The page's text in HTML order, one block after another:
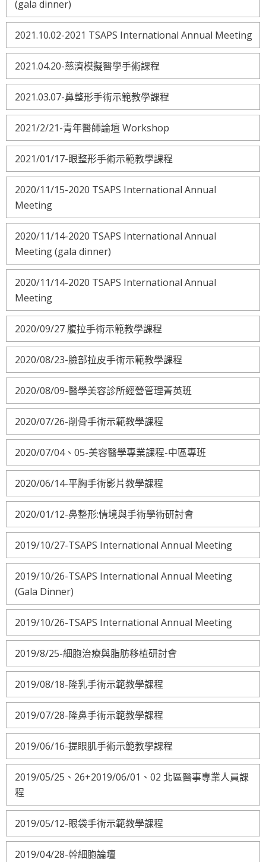
(gala dinner)
2021.10.02-2021 TSAPS International Annual Meeting
2021.04.20-慈濟模擬醫學手術課程
2021.03.07-鼻整形手術示範教學課程
2021/2/21-青年醫師論壇 Workshop
2021/01/17-眼整形手術示範教學課程
2020/11/15-2020 TSAPS International Annual
Meeting
2020/11/14-2020 TSAPS International Annual
Meeting (gala dinner)
2020/11/14-2020 TSAPS International Annual
Meeting
2020/09/27 腹拉手術示範教學課程
2020/08/23-臉部拉皮手術示範教學課程
2020/08/09-醫學美容診所經營管理菁英班
2020/07/26-削骨手術示範教學課程
2020/07/04、05-美容醫學專業課程-中區專班
2020/06/14-平胸手術影片教學課程
2020/01/12-鼻整形:情境與手術學術研討會
2019/10/27-TSAPS International Annual Meeting
2019/10/26-TSAPS International Annual Meeting
(Gala Dinner)
2019/10/26-TSAPS International Annual Meeting
2019/8/25-細胞治療與脂肪移植研討會
2019/08/18-隆乳手術示範教學課程
2019/07/28-隆鼻手術示範教學課程
2019/06/16-提眼肌手術示範教學課程
2019/05/25、26+2019/06/01、02 北區醫事專業人員課
程
2019/05/12-眼袋手術示範教學課程
2019/04/28-幹細胞論壇